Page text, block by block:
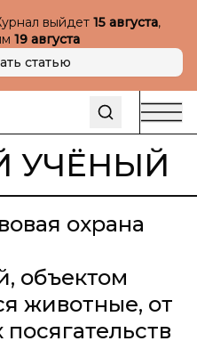
выйдет 15 августа,
19 августа
статью
УЧЁНЫЙ
охрана
объектом
животные, от